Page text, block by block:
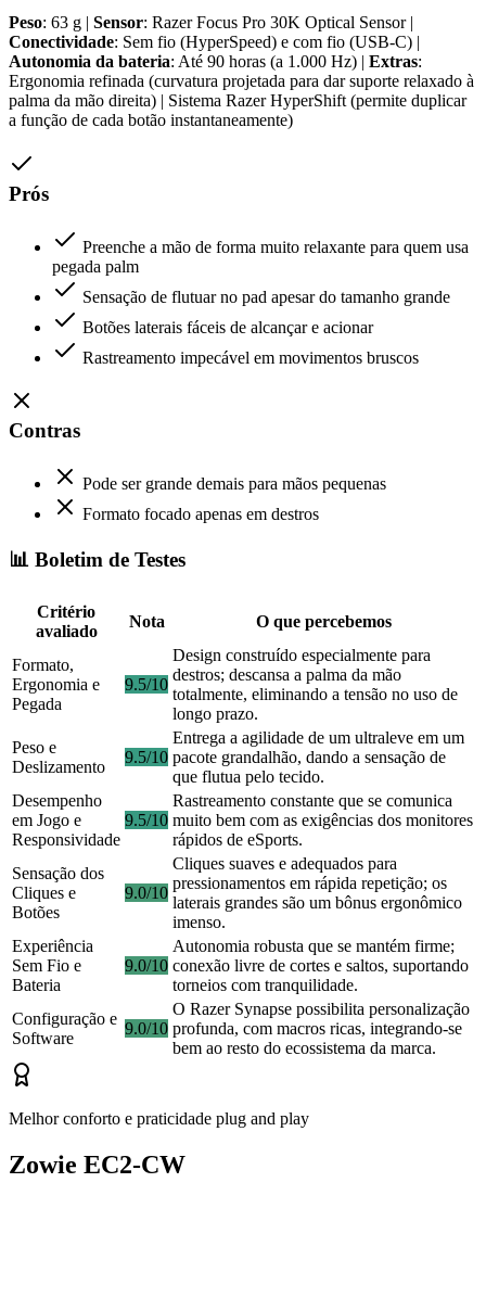
Peso: 63 g | Sensor: Razer Focus Pro 30K Optical Sensor |
Conectividade: Sem fio (HyperSpeed) e com fio (USB-C) |
Autonomia da bateria: Até 90 horas (a 1.000 Hz) | Extras:
Ergonomia refinada (curvatura projetada para dar suporte relaxado à
palma da mão direita) | Sistema Razer HyperShift (permite duplicar
a função de cada botão instantaneamente)
Prós
Preenche a mão de forma muito relaxante para quem usa
pegada palm
Sensação de flutuar no pad apesar do tamanho grande
Botões laterais fáceis de alcançar e acionar
Rastreamento impecável em movimentos bruscos
Contras
Pode ser grande demais para mãos pequenas
Formato focado apenas em destros
📊 Boletim de Testes
Critério
avaliado
Nota O que percebemos
Formato,
Ergonomia e
Pegada
9.5/10
Design construído especialmente para
destros; descansa a palma da mão
totalmente, eliminando a tensão no uso de
longo prazo.
Peso e
Deslizamento
9.5/10
Entrega a agilidade de um ultraleve em um
pacote grandalhão, dando a sensação de
que flutua pelo tecido.
Desempenho
em Jogo e
Responsividade
9.5/10
Rastreamento constante que se comunica
muito bem com as exigências dos monitores
rápidos de eSports.
Sensação dos
Cliques e
Botões
9.0/10
Cliques suaves e adequados para
pressionamentos em rápida repetição; os
laterais grandes são um bônus ergonômico
imenso.
Experiência
Sem Fio e
Bateria
9.0/10
Autonomia robusta que se mantém firme;
conexão livre de cortes e saltos, suportando
torneios com tranquilidade.
Configuração e
Software
9.0/10
O Razer Synapse possibilita personalização
profunda, com macros ricas, integrando-se
bem ao resto do ecossistema da marca.
Melhor conforto e praticidade plug and play
Zowie EC2-CW